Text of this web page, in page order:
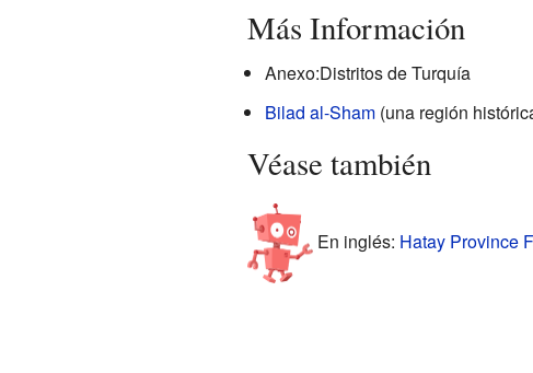
Más Información
Anexo:Distritos de Turquía
Bilad al-Sham(una región
Véase también
En inglés: Hatay Province